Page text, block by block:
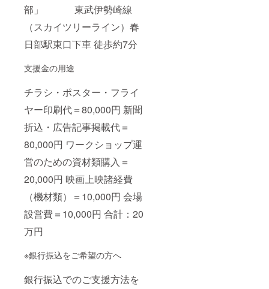
部」 東武伊勢崎線
（スカイツリーライン）春
日部駅東口下車 徒歩約7分
支援金の用途
チラシ・ポスター・フライ
ヤー印刷代＝80,000円 新聞
折込・広告記事掲載代＝
80,000円 ワークショップ運
営のための資材類購入＝
20,000円 映画上映諸経費
（機材類）＝10,000円 会場
設営費＝10,000円 合計：20
万円
※銀行振込をご希望の方へ
銀行振込でのご支援方法を